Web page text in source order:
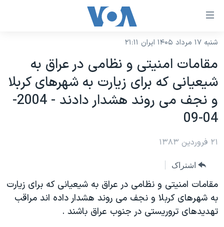
لینکهای
دسترسی
جهش
محتوای
اصلی
جهش
صفحه
جهش
به
جستجو
نسخه سبک وب‌سایت
موضوع ها
ایران
جهان
ورزشی
گزیده‌ها
ویژه برنامه‌ها
ویدیوها
برنامه های تلویزیونی
جدول برنامه ها
صفحه‌های ویژه
جام جهانی ۲۰۲۶
عملیات خشم حماسی
۲۵۰سالگی آمریکا
بایگانی برنامه‌های تلویزیونی
فرکانس‌های صدای آمریکا
پخش رادیویی
یادگیری زبان انگلیسی
شنبه ۱۷ مرداد ۱۴۰۵ ایران ۲۱:۱۱
مقامات امنيتی و نظامی در عراق به
شيعيانی که برای زيارت به شهرهای کربلا
و نجف می روند هشدار دادند - 2004-
04-09
۲۱ فروردین ۱۳۸۳
اشتراک
مقامات امنيتی و نظامی در عراق به شيعيانی که برای زيارت
به شهرهای کربلا و نجف می روند هشدار داده اند مراقب
تهديدهای تروريستی در جنوب عراق باشند .